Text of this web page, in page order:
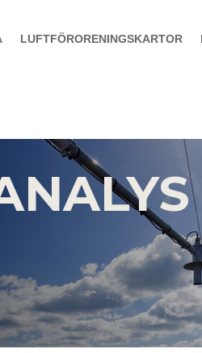
LUFTFÖRORENINGSKARTOR